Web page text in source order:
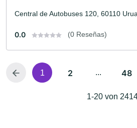
Central de Autobuses 120, 60110
0.0 (0 Reseñas)
1 2 ... 48
1-20 von